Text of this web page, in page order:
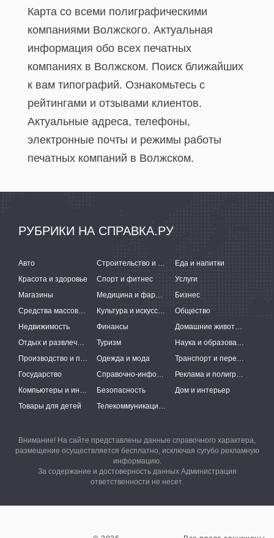
Карта со всеми полиграфическими
компаниями Волжского. Актуальная
информация обо всех печатных
компаниях в Волжском. Поиск ближайших
к вам типографий. Ознакомьтесь с
рейтингами и отзывами клиентов.
Актуальные адреса, телефоны,
электронные почты и режимы работы
печатных компаний в Волжском.
РУБРИКИ НА СПРАВКА.РУ
Авто Строительство и ремонт
Еда и напитки
Красота и здоровье
Спорт и фитнес
Услуги
Магазины
Медицина и фармацевтика
Бизнес
Средства массовой информации
Культура и искусство
Общество
Недвижимость
Финансы
Домашние животные
Отдых и развлечения
Туризм
Наука и образование
Производство и поставки
Одежда и мода
Транспорт и перевозки
Государство
Справочно-информационные системы
Реклама и полиграфия
Компьютеры и интернет
Безопасность
Дом и интерьер
Товары для детей
Телекоммуникации и связь
Внимание! На сайте представлены данные справочного характера,
размещение осуществляется бесплатно, исключая сугубо рекламную
информацию.
За содержание и достоверность данных Администрация
ответственности не несет.